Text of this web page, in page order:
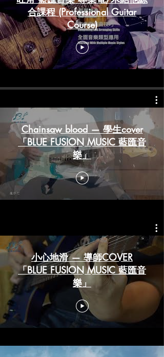
合課程 (Professional Guitar
Course)
Chainsaw blood — 學生cover
「BLUE FUSION MUSIC 藍匯音
樂」
小心地滑 — 導師COVER
「BLUE FUSION MUSIC 藍匯音
樂」